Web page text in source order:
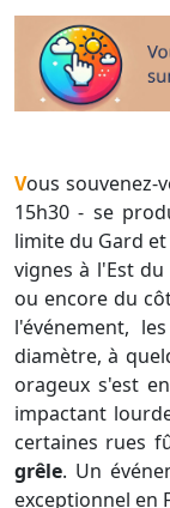
Vous souvenez-vous ? Le 17 août 2016 - entre 14h45 et
15h30 - se
limite du Gard
vignes à l'Est
ou encore du
l'événement,
diamètre, à
orageux s'est
impactant
certaines rues
grêle. Un
exceptionnel en